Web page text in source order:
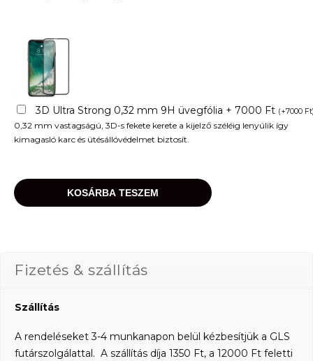
3D Ultra Strong 0,32 mm 9H üvegfólia + 7000 Ft (+7000 Ft
0,32 mm vastagságú, 3D-s fekete kerete a kijelző széléig lenyúlik így
kimagasló karc és ütésállóvédelmet biztosít.
KOSÁRBA TESZEM
Fizetés & szállítás
Szállítás
A rendeléseket 3-4 munkanapon belül kézbesítjük a GLS
futárszolgálattal. A szállítás díja 1350 Ft, a 12000 Ft feletti